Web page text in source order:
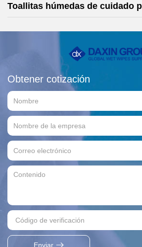
Toallitas húmedas de cuidado
Obtener cotización
Enviar